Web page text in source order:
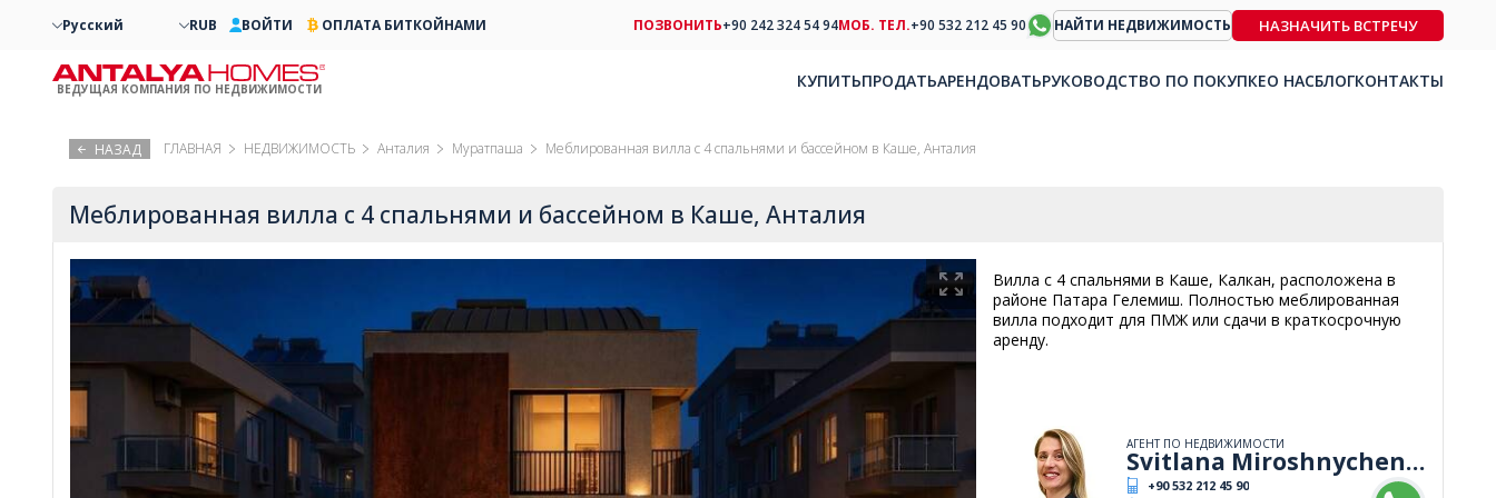
НАЗАД ГЛАВНАЯ НЕДВИЖИМОСТЬ Анталия Муратпаша Меблированная вилла с 4 спальнями и бассейном в Каше, Анталия
Меблированная вилла с 4 спальнями и бассейном в Каше, Анталия
Вилла с 4 спальнями в Каше, Калкан, расположена в
районе Патара Гелемиш. Полностью меблированная
вилла подходит для ПМЖ или сдачи в краткосрочную
аренду.
АГЕНТ ПО НЕДВИЖИМОСТИ
Svitlana Miroshnychenko
+90 532 212 45 90
Русский RUB ВОЙТИ ОПЛАТА БИТКОЙНАМИ
ВЕДУЩАЯ КОМПАНИЯ ПО НЕДВИЖИМОСТИ
ПОЗВОНИТЬ+90 242 324 54 94МОБ. ТЕЛ.+90 532 212 45 90 НАЙТИ НЕДВИЖИМОСТЬ НАЗНАЧИТЬ ВСТРЕЧУ
КУПИТЬПРОДАТЬАРЕНДОВАТЬРУКОВОДСТВО ПО ПОКУПКЕО НАСБЛОГКОНТАКТЫ